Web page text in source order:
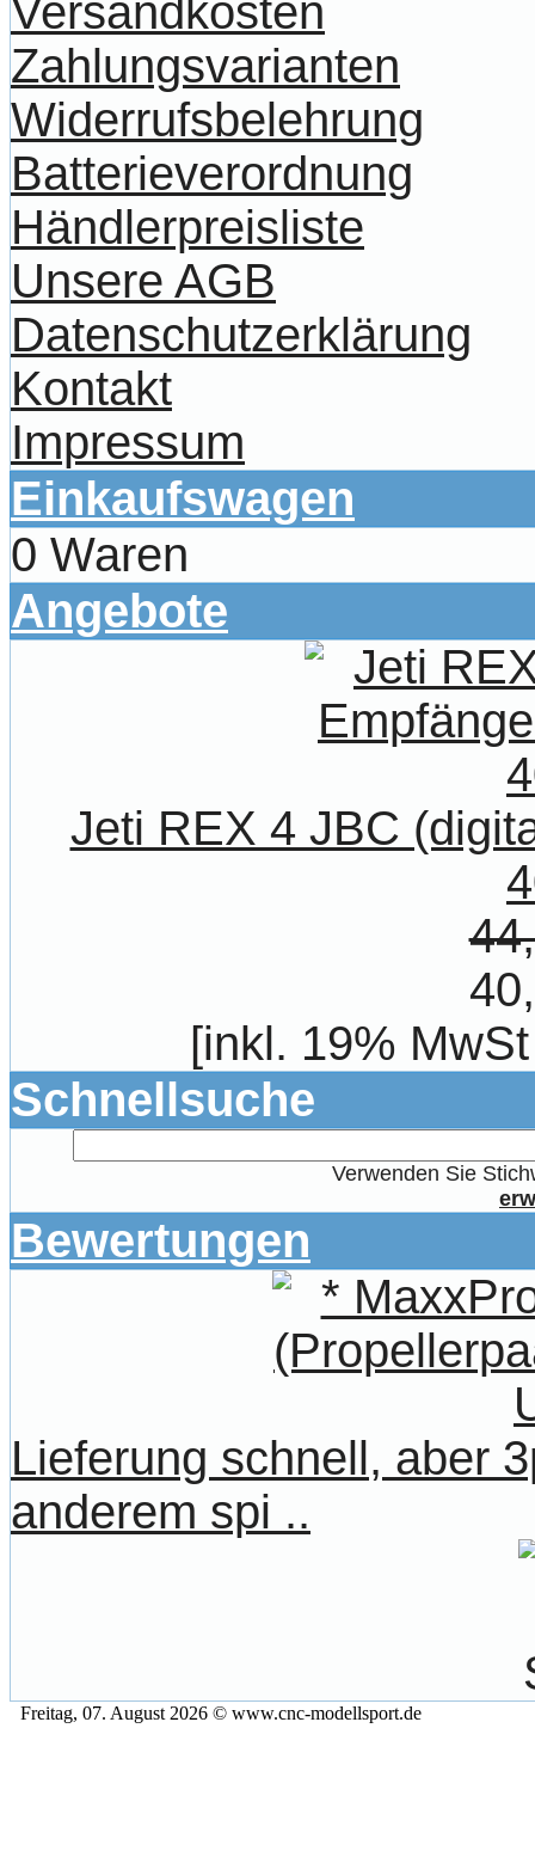
Versandkosten
Zahlungsvarianten
Widerrufsbelehrung
Batterieverordnung
Händlerpreisliste
Unsere AGB
Datenschutzerklärung
Kontakt
Impressum
Einkaufswagen
0 Waren
Angebote
Jeti REX 4 JBC
[inkl. 19%
Schnellsuche
Verwenden Sie
Bewertungen
Lieferung schnell, aber
anderem spi ..
Freitag, 07. August 2026 © www.cnc-modellsport.de